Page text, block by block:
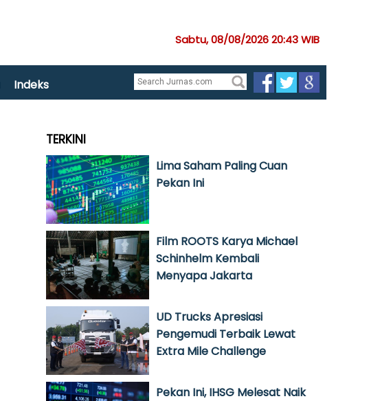
Sabtu, 08/08/2026 20:43 WIB
Indeks
TERKINI
Lima Saham Paling Cuan
Pekan Ini
Film ROOTS Karya Michael
Schinhelm Kembali
Menyapa Jakarta
UD Trucks Apresiasi
Pengemudi Terbaik Lewat
Extra Mile Challenge
Pekan Ini, IHSG Melesat Naik